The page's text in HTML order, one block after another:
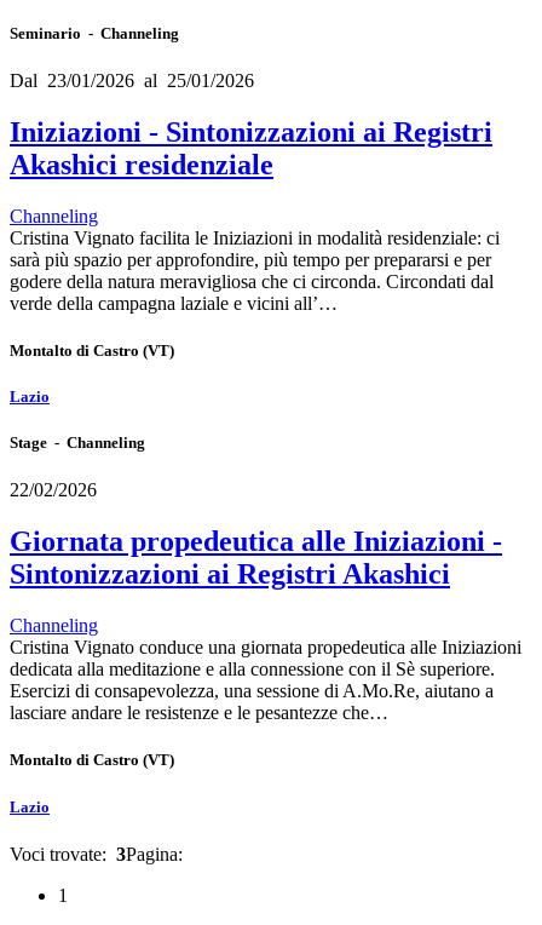
Seminario - Channeling
Dal 23/01/2026 al 25/01/2026
Iniziazioni - Sintonizzazioni ai Registri
Akashici residenziale
Channeling
Cristina Vignato facilita le Iniziazioni in modalità residenziale: ci
sarà più spazio per approfondire, più tempo per prepararsi e per
godere della natura meravigliosa che ci circonda. Circondati dal
verde della campagna laziale e vicini all’…
Montalto di Castro (VT)
Lazio
Stage - Channeling
22/02/2026
Giornata propedeutica alle Iniziazioni -
Sintonizzazioni ai Registri Akashici
Channeling
Cristina Vignato conduce una giornata propedeutica alle Iniziazioni
dedicata alla meditazione e alla connessione con il Sè superiore.
Esercizi di consapevolezza, una sessione di A.Mo.Re, aiutano a
lasciare andare le resistenze e le pesantezze che…
Montalto di Castro (VT)
Lazio
Voci trovate: 3Pagina:
1